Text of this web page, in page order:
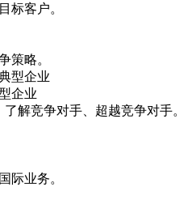
客户。
策略。
企业
解竞争对手、超越竞争对手。
业务。